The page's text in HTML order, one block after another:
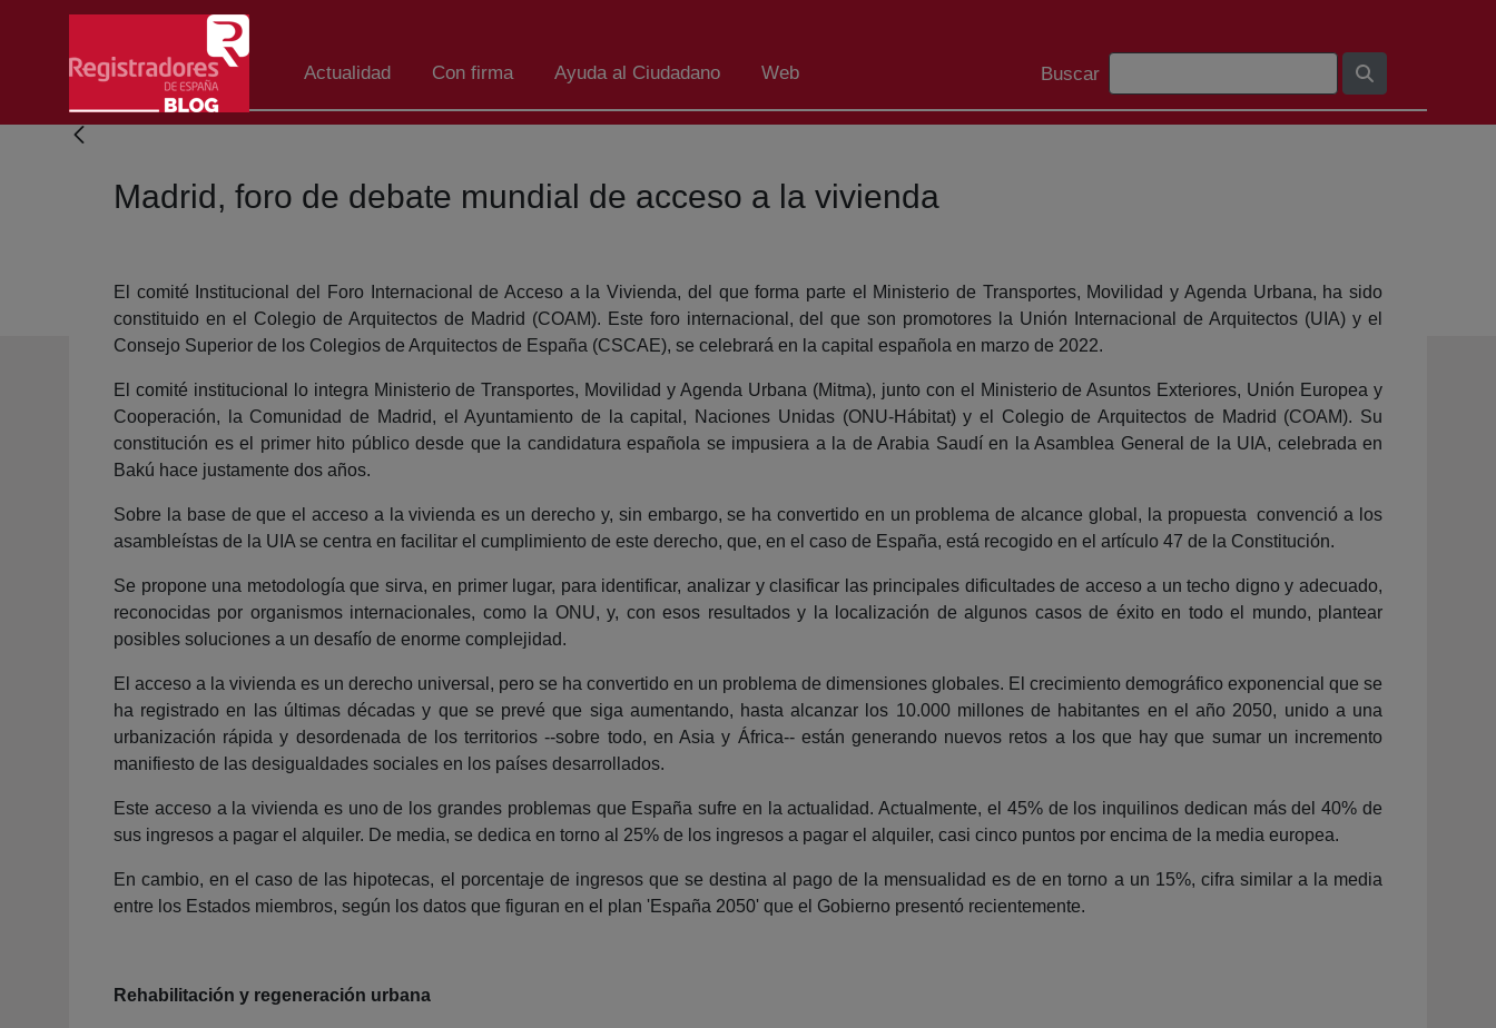
Skip to Main Content
Actualidad Con firma Ayuda al Ciudadano Web
Barra de busca
Buscar
Madrid, foro de debate mundial de acceso a la vivienda
El comité Institucional del Foro Internacional de Acceso a la Vivienda, del que forma parte el Ministerio de Transportes, Movilidad y Agenda Urbana, ha sido
constituido en el Colegio de Arquitectos de Madrid (COAM). Este foro internacional, del que son promotores la Unión Internacional de Arquitectos (UIA) y el
Consejo Superior de los Colegios de Arquitectos de España (CSCAE), se celebrará en la capital española en marzo de 2022.
El comité institucional lo integra Ministerio de Transportes, Movilidad y Agenda Urbana (Mitma), junto con el Ministerio de Asuntos Exteriores, Unión Europea y
Cooperación, la Comunidad de Madrid, el Ayuntamiento de la capital, Naciones Unidas (ONU-Hábitat) y el Colegio de Arquitectos de Madrid (COAM). Su
constitución es el primer hito público desde que la candidatura española se impusiera a la de Arabia Saudí en la Asamblea General de la UIA, celebrada en
Bakú hace justamente dos años.
Sobre la base de que el acceso a la vivienda es un derecho y, sin embargo, se ha convertido en un problema de alcance global, la propuesta convenció a los
asambleístas de la UIA se centra en facilitar el cumplimiento de este derecho, que, en el caso de España, está recogido en el artículo 47 de la Constitución.
Se propone una metodología que sirva, en primer lugar, para identificar, analizar y clasificar las principales dificultades de acceso a un techo digno y adecuado,
reconocidas por organismos internacionales, como la ONU, y, con esos resultados y la localización de algunos casos de éxito en todo el mundo, plantear
posibles soluciones a un desafío de enorme complejidad.
El acceso a la vivienda es un derecho universal, pero se ha convertido en un problema de dimensiones globales. El crecimiento demográfico exponencial que se
ha registrado en las últimas décadas y que se prevé que siga aumentando, hasta alcanzar los 10.000 millones de habitantes en el año 2050, unido a una
urbanización rápida y desordenada de los territorios --sobre todo, en Asia y África-- están generando nuevos retos a los que hay que sumar un incremento
manifiesto de las desigualdades sociales en los países desarrollados.
Este acceso a la vivienda es uno de los grandes problemas que España sufre en la actualidad. Actualmente, el 45% de los inquilinos dedican más del 40% de
sus ingresos a pagar el alquiler. De media, se dedica en torno al 25% de los ingresos a pagar el alquiler, casi cinco puntos por encima de la media europea.
En cambio, en el caso de las hipotecas, el porcentaje de ingresos que se destina al pago de la mensualidad es de en torno a un 15%, cifra similar a la media
entre los Estados miembros, según los datos que figuran en el plan 'España 2050' que el Gobierno presentó recientemente.
Rehabilitación y regeneración urbana